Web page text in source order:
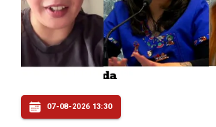
07-08-2026 13:30